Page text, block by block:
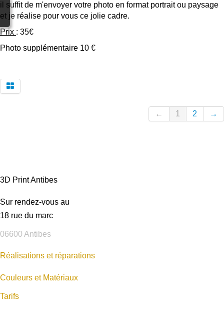
il suffit de m'envoyer votre photo en format portrait ou paysage
et je réalise pour vous ce jolie cadre.
Prix : 35€
Photo supplémentaire 10 €
← 1 2 →
3D Print Antibes
Sur rendez-vous au
18 rue du marc
06600 Antibes
Réalisations et réparations
Couleurs et Matériaux
Tarifs